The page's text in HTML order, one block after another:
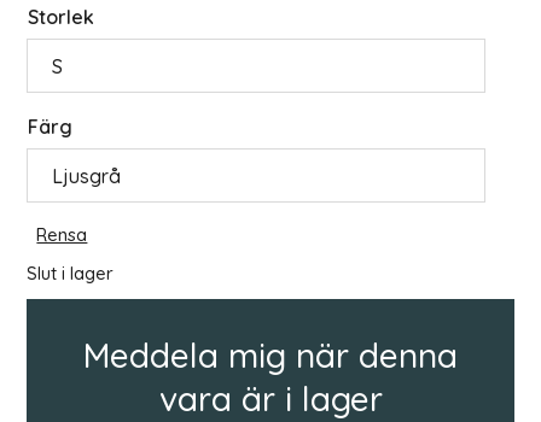
Storlek
Färg
Rensa
Slut i lager
Meddela mig när denna
vara är i lager